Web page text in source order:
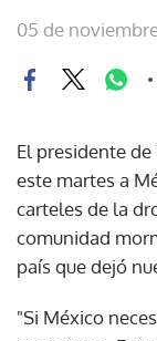
05 de
El presidente
este martes a
carteles de la
comunidad
país que dejó
"Si México